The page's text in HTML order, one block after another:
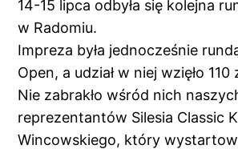
14-15 lipca odbyła się kolejna
w Radomiu.
Impreza była jednocześnie
Open, a udział w niej wzięło
Nie zabrakło wśród nich
reprezentantów Silesia Classic
Wincowskiego, który